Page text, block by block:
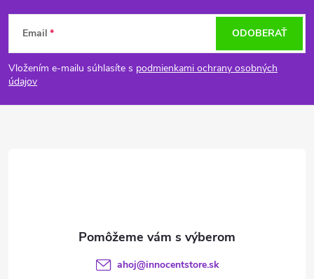
Z
á
p
Email
Vložením e-mailu súhlasíte s podmienkami ochrany osobných
údajov
ODOBERAŤ
ahoj@innocentstore.sk